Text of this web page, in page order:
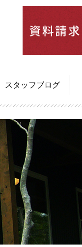
スタッフブログ